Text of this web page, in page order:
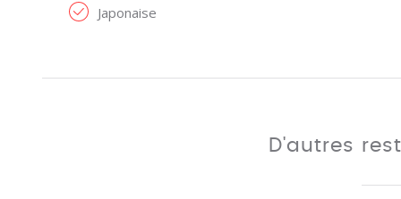
Japonaise
D'autres